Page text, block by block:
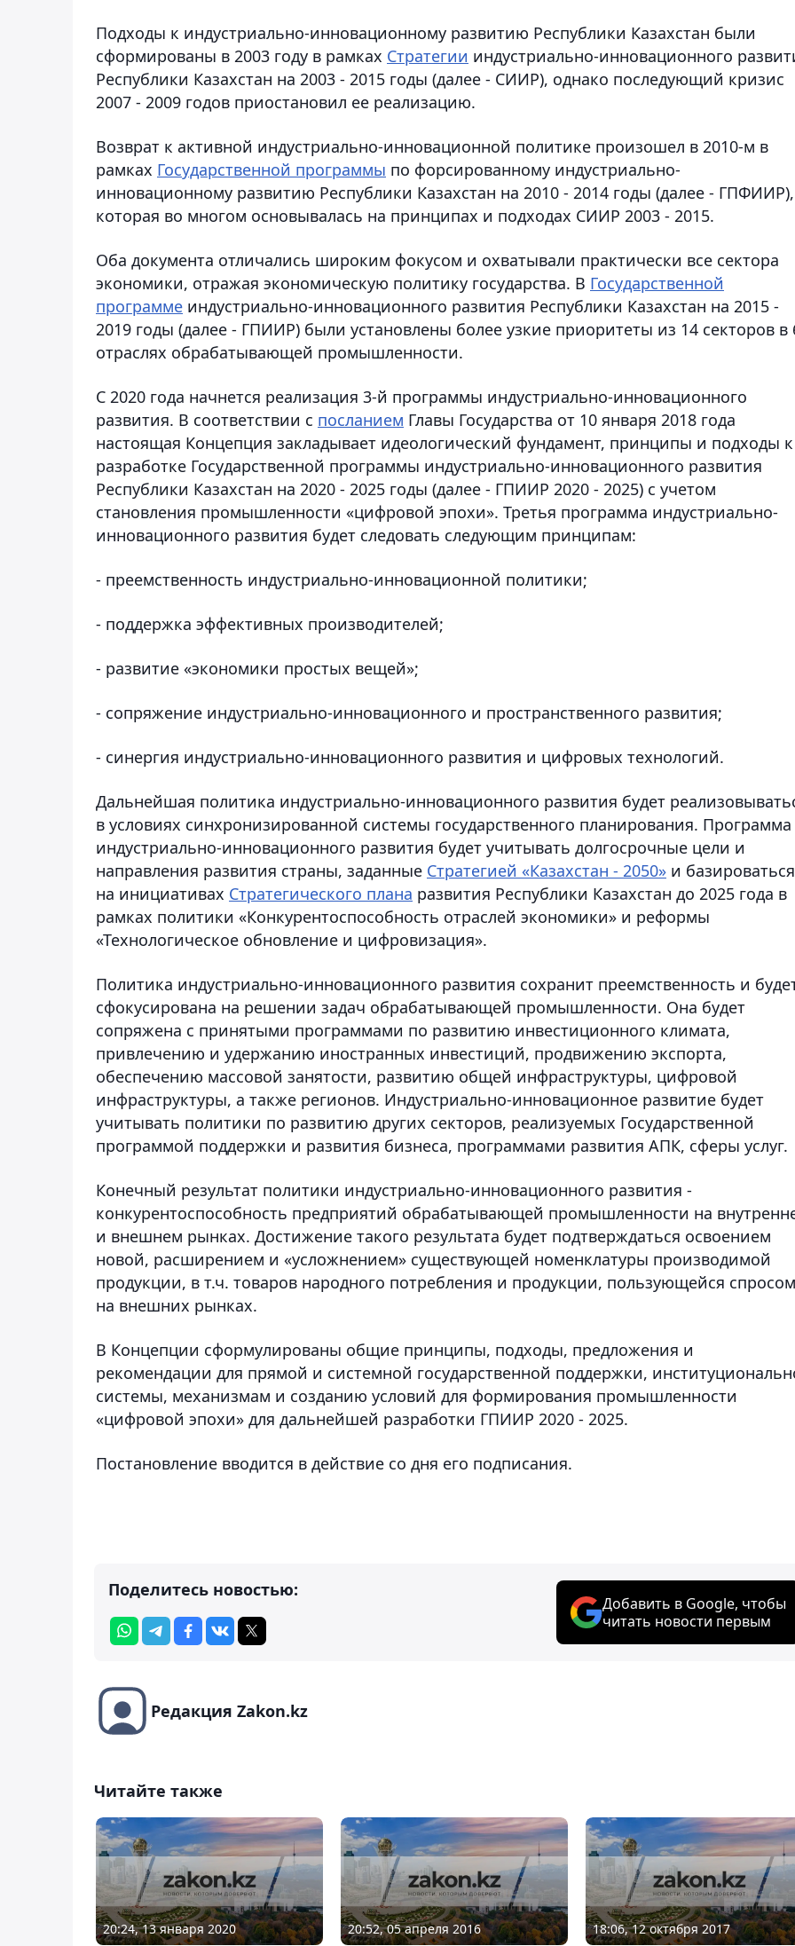
Подходы к индустриально-инновационному развитию Республики Казахстан были
сформированы в 2003 году в рамках Стратегии индустриально-инновационного
Республики Казахстан на 2003 - 2015 годы (далее - СИИР), однако последующий кризис
2007 - 2009 годов приостановил ее реализацию.
Возврат к активной индустриально-инновационной политике произошел в 2010-м в
рамках Государственной программы по форсированному индустриально-
инновационному развитию Республики Казахстан на 2010 - 2014 годы (далее - ГПФИИР),
которая во многом основывалась на принципах и подходах СИИР 2003 - 2015.
Оба документа отличались широким фокусом и охватывали практически все сектора
экономики, отражая экономическую политику государства. В Государственной
программе индустриально-инновационного развития Республики Казахстан на 2015 -
2019 годы (далее - ГПИИР) были установлены более узкие приоритеты из 14 секторов в
отраслях обрабатывающей промышленности.
С 2020 года начнется реализация 3-й программы индустриально-инновационного
развития. В соответствии с посланием Главы Государства от 10 января 2018 года
настоящая Концепция закладывает идеологический фундамент, принципы и подходы к
разработке Государственной программы индустриально-инновационного развития
Республики Казахстан на 2020 - 2025 годы (далее - ГПИИР 2020 - 2025) с учетом
становления промышленности «цифровой эпохи». Третья программа индустриально-
инновационного развития будет следовать следующим принципам:
- преемственность индустриально-инновационной политики;
- поддержка эффективных производителей;
- развитие «экономики простых вещей»;
- сопряжение индустриально-инновационного и пространственного развития;
- синергия индустриально-инновационного развития и цифровых технологий.
Дальнейшая политика индустриально-инновационного развития будет
в условиях синхронизированной системы государственного планирования. Программа
индустриально-инновационного развития будет учитывать долгосрочные цели и
направления развития страны, заданные Стратегией «Казахстан - 2050» и базироваться
на инициативах Стратегического плана развития Республики Казахстан до 2025 года в
рамках политики «Конкурентоспособность отраслей экономики» и реформы
«Технологическое обновление и цифровизация».
Политика индустриально-инновационного развития сохранит преемственность и
сфокусирована на решении задач обрабатывающей промышленности. Она будет
сопряжена с принятыми программами по развитию инвестиционного климата,
привлечению и удержанию иностранных инвестиций, продвижению экспорта,
обеспечению массовой занятости, развитию общей инфраструктуры, цифровой
инфраструктуры, а также регионов. Индустриально-инновационное развитие будет
учитывать политики по развитию других секторов, реализуемых Государственной
программой поддержки и развития бизнеса, программами развития АПК, сферы услуг.
Конечный результат политики индустриально-инновационного развития -
конкурентоспособность предприятий обрабатывающей промышленности на
и внешнем рынках. Достижение такого результата будет подтверждаться освоением
новой, расширением и «усложнением» существующей номенклатуры производимой
продукции, в т.ч. товаров народного потребления и продукции, пользующейся спросом
на внешних рынках.
В Концепции сформулированы общие принципы, подходы, предложения и
рекомендации для прямой и системной государственной поддержки,
системы, механизмам и созданию условий для формирования промышленности
«цифровой эпохи» для дальнейшей разработки ГПИИР 2020 - 2025.
Постановление вводится в действие со дня его подписания.
Поделитесь новостью:
Добавить в Google, чтобы
читать новости первым
Редакция Zakon.kz
Читайте также
20:24, 13 января 2020 20:52, 05 апреля 2016 18:06, 12 октября 2017